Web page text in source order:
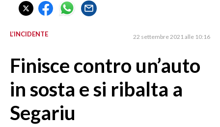
CAGLIARI
SULCIS IGLESIENTE
ORISTANO E PROVINCIA
GALLURA
NUORO E PROVINCIA
OGLIASTRA
L’INCIDENTE 22 settembre 2021 alle 10:16
Finisce contro un’auto
in sosta e si ribalta a
Segariu